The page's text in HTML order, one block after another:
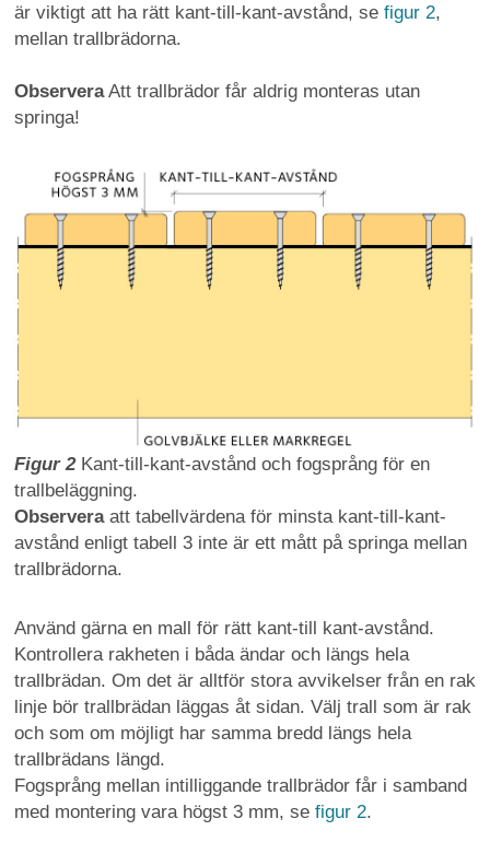
är viktigt att ha rätt kant-till-kant-avstånd, se figur 2,
mellan trallbrädorna.
ObserveraAtt trallbrädor får aldrig monteras utan
springa!
Figur 2Kant-till-kant-avstånd och fogsprång för en
trallbeläggning.
Observeraatt tabellvärdena för minsta kant-till-kant-
avstånd enligt tabell 3 inte är ett mått på springa mellan
trallbrädorna.
Använd gärna en mall för rätt kant-till kant-avstånd.
Kontrollera rakheten i båda ändar och längs hela
trallbrädan. Om det är alltför stora avvikelser från en rak
linje bör trallbrädan läggas åt sidan. Välj trall som är rak
och som om möjligt har samma bredd längs hela
trallbrädans längd.
Fogsprång mellan intilliggande trallbrädor får i samband
med montering vara högst 3 mm, se figur 2.